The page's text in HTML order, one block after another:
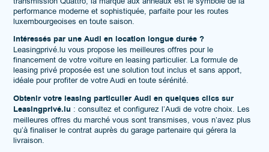
performance moderne et sophistiquée, parfaite pour les routes
luxembourgeoises en toute saison.
Intéressés par une Audi en location longue durée ?
Leasingprivé.lu vous propose les meilleures offres pour le
financement de votre voiture en leasing particulier. La formule de
leasing privé proposée est une solution tout inclus et sans apport,
idéale pour profiter de votre Audi en toute sérénité.
Obtenir votre leasing particulier Audi en quelques clics sur
Leasingprivé.lu : consultez et configurez l’Audi de votre choix. Les
meilleures offres du marché vous sont transmises, vous n’avez plus
qu’à finaliser le contrat auprès du garage partenaire qui gérera la
livraison.